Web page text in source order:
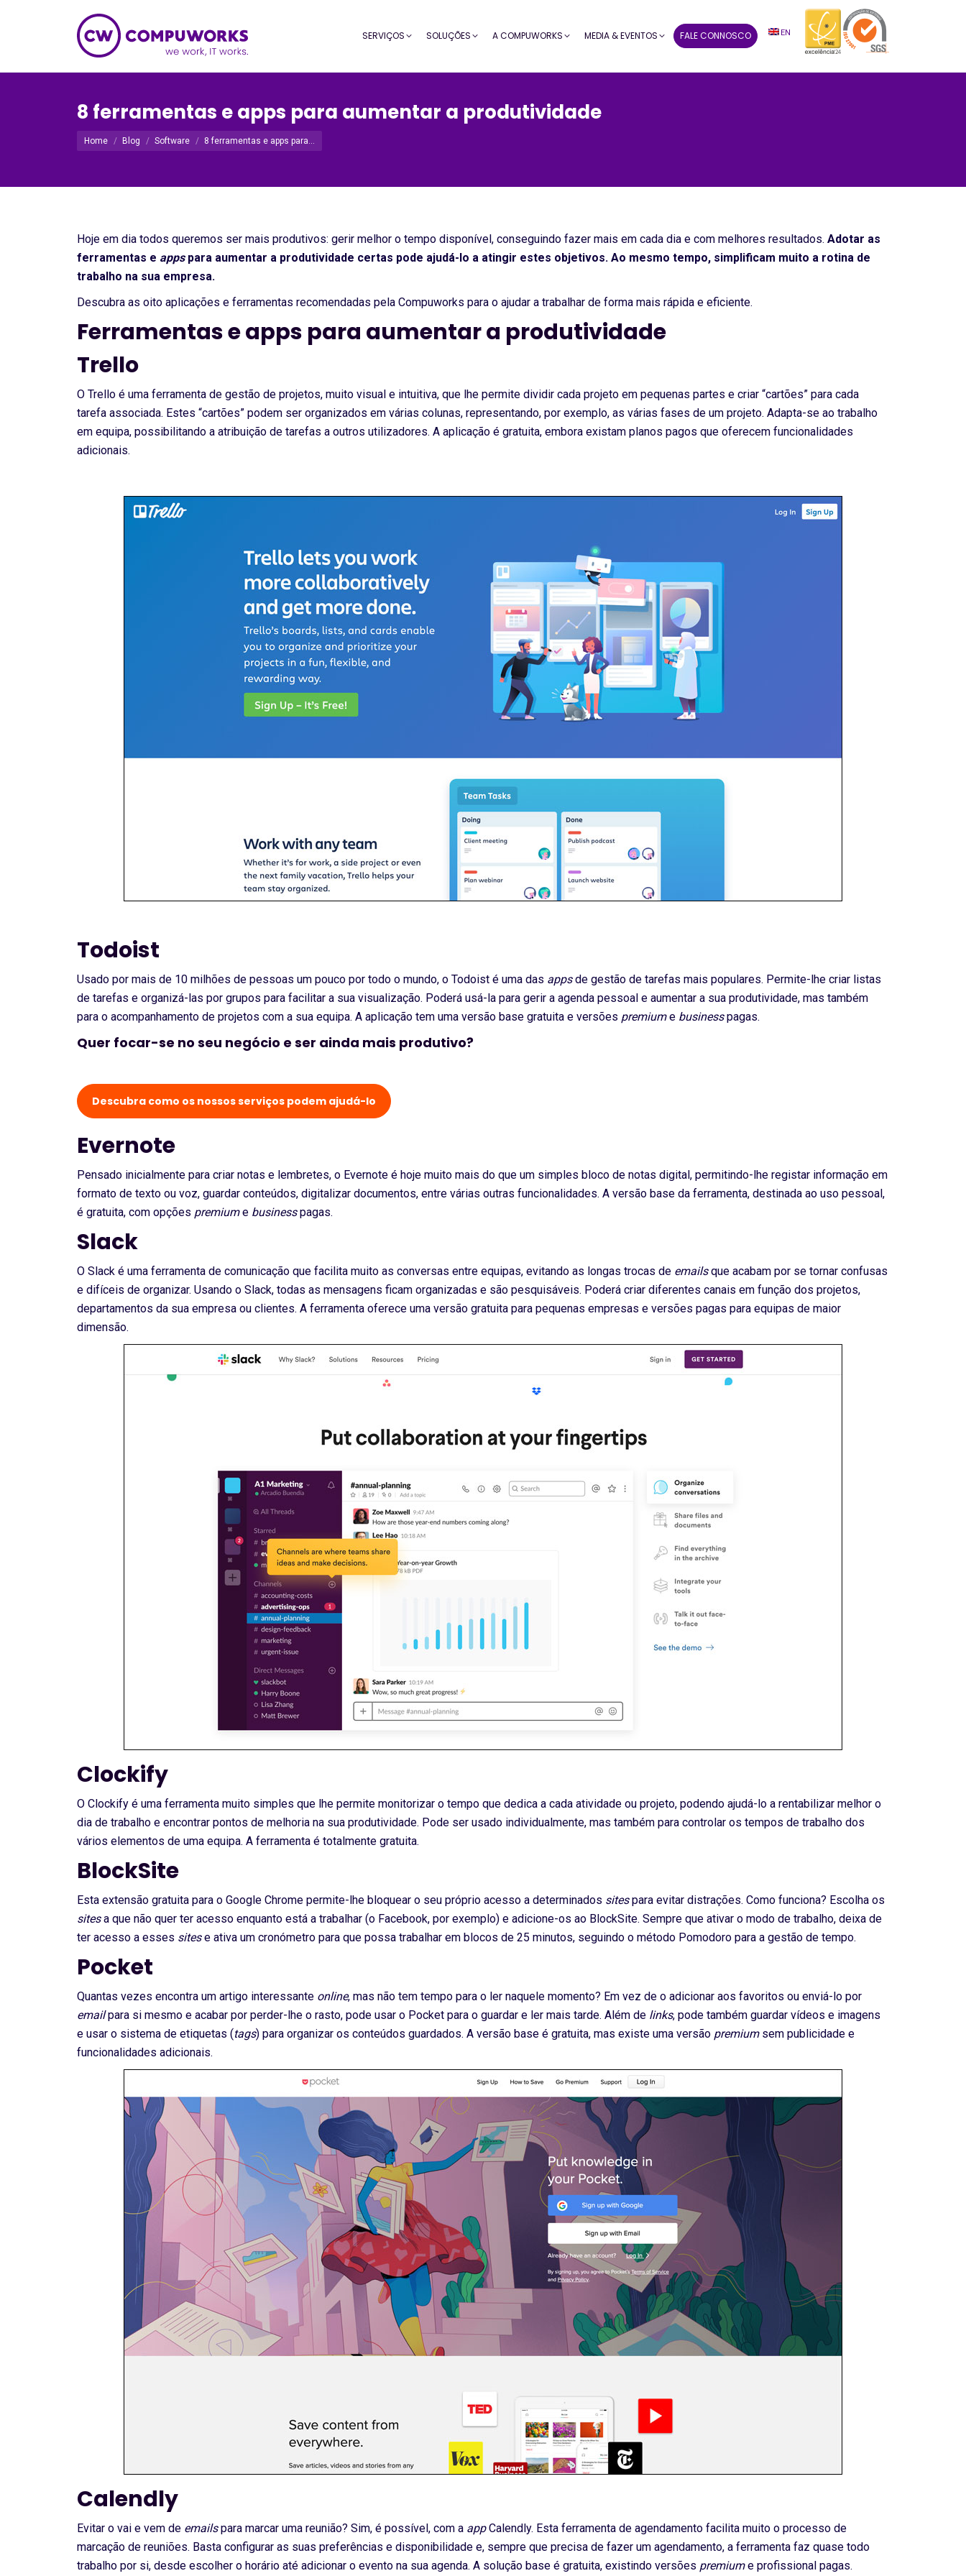
SERVIÇOS SOLUÇÕES A COMPUWORKS MEDIA & EVENTOS FALE CONNOSCO EN
8 ferramentas e apps para aumentar a produtividade
Você está aqui:
Home Blog Software 8 ferramentas e apps para…
Hoje em dia todos queremos ser mais produtivos: gerir melhor o tempo disponível, conseguindo fazer mais em cada dia e com melhores resultados. Adotar as
ferramentas e appspara aumentar a produtividade certas pode ajudá-lo a atingir estes objetivos. Ao mesmo tempo, simplificam muito a rotina de
trabalho na sua empresa.
Descubra as oito aplicações e ferramentas recomendadas pela Compuworks para o ajudar a trabalhar de forma mais rápida e eficiente.
Ferramentas e apps para aumentar a produtividade
Trello
O Trello é uma ferramenta de gestão de projetos, muito visual e intuitiva, que lhe permite dividir cada projeto em pequenas partes e criar “cartões” para cada
tarefa associada. Estes “cartões” podem ser organizados em várias colunas, representando, por exemplo, as várias fases de um projeto. Adapta-se ao trabalho
em equipa, possibilitando a atribuição de tarefas a outros utilizadores. A aplicação é gratuita, embora existam planos pagos que oferecem funcionalidades
adicionais.
Todoist
Usado por mais de 10 milhões de pessoas um pouco por todo o mundo, o Todoist é uma das appsde gestão de tarefas mais populares. Permite-lhe criar listas
de tarefas e organizá-las por grupos para facilitar a sua visualização. Poderá usá-la para gerir a agenda pessoal e aumentar a sua produtividade, mas também
para o acompanhamento de projetos com a sua equipa. A aplicação tem uma versão base gratuita e versões premiume businesspagas.
Quer focar-se no seu negócio e ser ainda mais produtivo?
Descubra como os nossos serviços podem ajudá-lo
Evernote
Pensado inicialmente para criar notas e lembretes, o Evernote é hoje muito mais do que um simples bloco de notas digital, permitindo-lhe registar informação em
formato de texto ou voz, guardar conteúdos, digitalizar documentos, entre várias outras funcionalidades. A versão base da ferramenta, destinada ao uso pessoal,
é gratuita, com opções premiume businesspagas.
Slack
O Slack é uma ferramenta de comunicação que facilita muito as conversas entre equipas, evitando as longas trocas de emailsque acabam por se tornar confusas
e difíceis de organizar. Usando o Slack, todas as mensagens ficam organizadas e são pesquisáveis. Poderá criar diferentes canais em função dos projetos,
departamentos da sua empresa ou clientes. A ferramenta oferece uma versão gratuita para pequenas empresas e versões pagas para equipas de maior
dimensão.
Clockify
O Clockify é uma ferramenta muito simples que lhe permite monitorizar o tempo que dedica a cada atividade ou projeto, podendo ajudá-lo a rentabilizar melhor o
dia de trabalho e encontrar pontos de melhoria na sua produtividade. Pode ser usado individualmente, mas também para controlar os tempos de trabalho dos
vários elementos de uma equipa. A ferramenta é totalmente gratuita.
BlockSite
Esta extensão gratuita para o Google Chrome permite-lhe bloquear o seu próprio acesso a determinados sitespara evitar distrações. Como funciona? Escolha os
sitesa que não quer ter acesso enquanto está a trabalhar (o Facebook, por exemplo) e adicione-os ao BlockSite. Sempre que ativar o modo de trabalho, deixa de
ter acesso a esses sitese ativa um cronómetro para que possa trabalhar em blocos de 25 minutos, seguindo o método Pomodoro para a gestão de tempo.
Pocket
Quantas vezes encontra um artigo interessante online, mas não tem tempo para o ler naquele momento? Em vez de o adicionar aos favoritos ou enviá-lo por
emailpara si mesmo e acabar por perder-lhe o rasto, pode usar o Pocket para o guardar e ler mais tarde. Além de links, pode também guardar vídeos e imagens
e usar o sistema de etiquetas (tags) para organizar os conteúdos guardados. A versão base é gratuita, mas existe uma versão premiumsem publicidade e
funcionalidades adicionais.
Calendly
Evitar o vai e vem de emailspara marcar uma reunião? Sim, é possível, com a appCalendly. Esta ferramenta de agendamento facilita muito o processo de
marcação de reuniões. Basta configurar as suas preferências e disponibilidade e, sempre que precisa de fazer um agendamento, a ferramenta faz quase todo
trabalho por si, desde escolher o horário até adicionar o evento na sua agenda. A solução base é gratuita, existindo versões premiume profissional pagas.